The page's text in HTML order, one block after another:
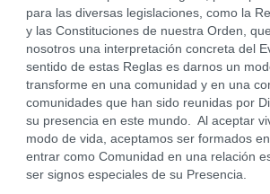
para las diversas legislaciones, como la
y las Constituciones de nuestra Orden,
nosotros una interpretación concreta del
sentido de estas Reglas es darnos un
transforme en una comunidad y en una
comunidades que han sido reunidas por
su presencia en este mundo. Al aceptar
modo de vida, aceptamos ser formados
entrar como Comunidad en una relación
ser signos especiales de su Presencia.